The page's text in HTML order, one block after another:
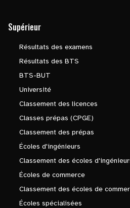
Supérieur
Résultats des examens
Résultats des BTS
BTS-BUT
Université
Classement des licences
Classes prépas (CPGE)
Classement des prépas
Écoles d'ingénieurs
Classement des écoles
Écoles de commerce
Classement des écoles de
Écoles spécialisées